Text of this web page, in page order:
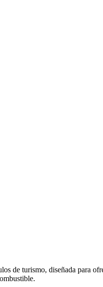
de turismo, diseñada para